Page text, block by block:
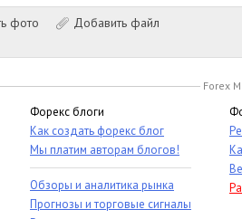
фото Добавить файл
Forex
Форекс блоги
Как создать форекс блог
Мы платим авторам блогов!
Обзоры и аналитика рынка
Прогнозы и торговые сигналы